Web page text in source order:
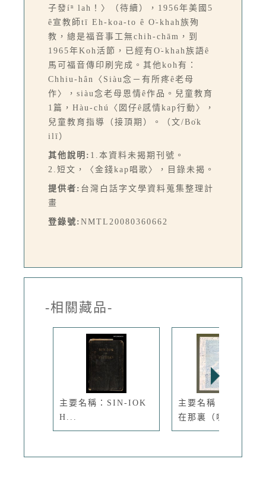
子發íⁿ lah！〉（待續），1956年美國5
ê宣教師tī Eh-koa-to ê O͘-khah族殉
教，總是福音事工無chih-chām，到
1965年Koh活節，已經有O͘-khah族語ê
馬可福音傳印刷完成。其他koh有：
Chhiu-hân〈Siàu念－有所疼ê老母
作〉，siàu念老母恩情ê作品。兒童教育
1篇，Hàu-chú〈囡仔ê感情kap行動〉，
兒童教育指導（接頂期）。（文/Bo̍k
ilī）
其他說明: 1.本資料未揭期刊號。
2.短文，〈金錢kap唱歌〉，目錄未揭。
提供者: 台灣白話字文學資料蒐集整理計
畫
登錄號: NMTL20080360662
-相關藏品-
主要名稱：SIN-IOK
H...
主要名稱：聖誕老人
在那裏（哪...